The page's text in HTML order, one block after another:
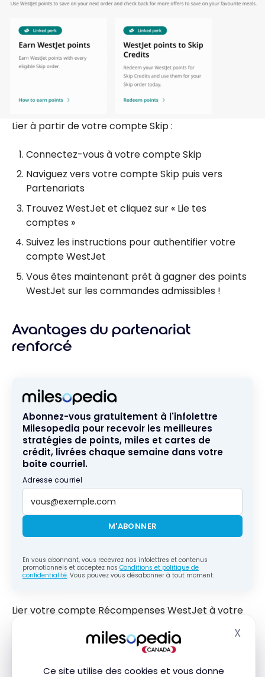
Ce site utilise des cookies et vous donne
X
Lier à partir de votre compte Skip :
Connectez-vous à votre compte Skip
Naviguez vers votre compte Skip puis vers
Partenariats
Trouvez WestJet et cliquez sur « Lie tes
comptes »
Suivez les instructions pour authentifier votre
compte WestJet
Vous êtes maintenant prêt à gagner des points
WestJet sur les commandes admissibles !
Avantages du partenariat
renforcé
Abonnez-vous gratuitement à l'infolettre
Milesopedia pour recevoir les meilleures
stratégies de points, miles et cartes de
crédit, livrées chaque semaine dans votre
boîte courriel.
Adresse courriel
M'ABONNER
En vous abonnant, vous recevrez nos infolettres et contenus
promotionnels et acceptez nos Conditions et politique de
confidentialité. Vous pouvez vous désabonner à tout moment.
Lier votre compte Récompenses WestJet à votre
Obtenez 500 points WestJet juste pour avoir lié
vos comptes